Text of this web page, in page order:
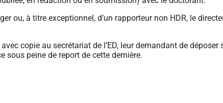
ou, à titre exceptionnel, d’un rapporteur non HDR, le
copie au secrétariat de l’ED, leur demandant de
peine de report de cette dernière.